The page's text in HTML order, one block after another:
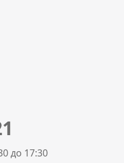
до 17:30